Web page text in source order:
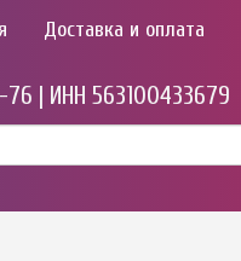
Доставка и оплата
| ИНН 563100433679